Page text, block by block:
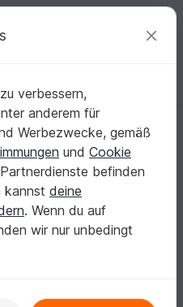
einloggen Kostenlos registrieren
Tücher Dreieckstücher
verbessern,
anderem für
Werbezwecke, gemäß
und Cookie
befinden
kannst deine
. Wenn du auf
wir nur unbedingt